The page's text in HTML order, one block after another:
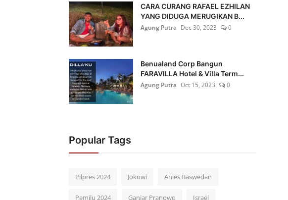
CARA CURANG RAFAEL EZHILAN
YANG DIDUGA MERUGIKAN B...
Agung Putra Dec 30, 2023 0
Benualand Corp Bangun
FARAVILLA Hotel & Villa Term...
Agung Putra Oct 15, 2023 0
Popular Tags
Pilpres 2024 Jokowi Anies Baswedan
Pemilu 2024 Ganjar Pranowo Israel